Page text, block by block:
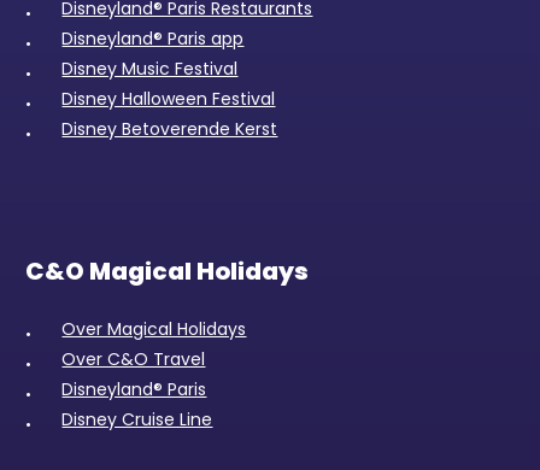
Disneyland® Paris Restaurants
Disneyland® Paris app
Disney Music Festival
Disney Halloween Festival
Disney Betoverende Kerst
C&O Magical Holidays
Over Magical Holidays
Over C&O Travel
Disneyland® Paris
Disney Cruise Line